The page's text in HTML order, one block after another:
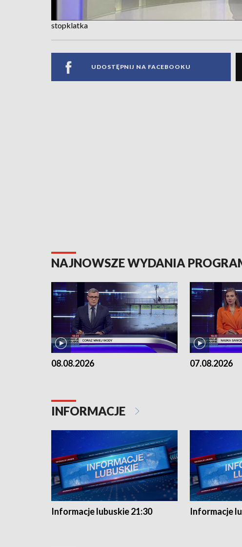
stopklatka
UDOSTĘPNIJ NA FACEBOOKU
NAJNOWSZE WYDANIA
08.08.2026 07.08.2026
INFORMACJE
Informacje lubuskie 21:30 Informacje